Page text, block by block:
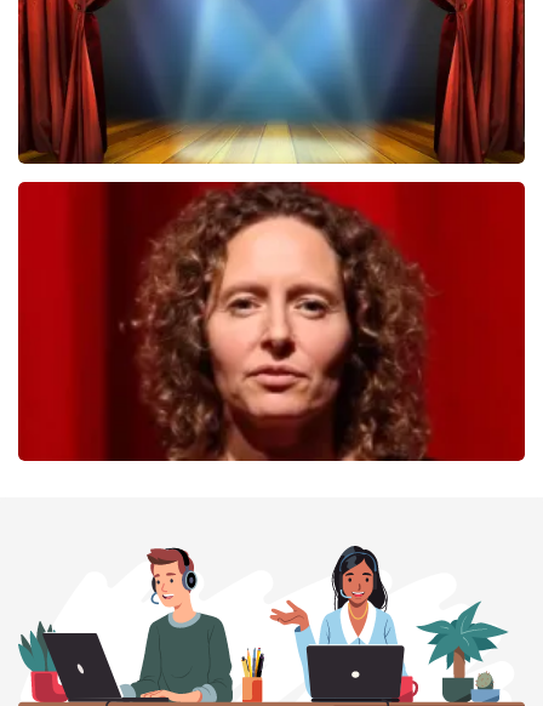
40 45 De Musical
laatste 30 minuten
BESTEL NU
BESTEL NU